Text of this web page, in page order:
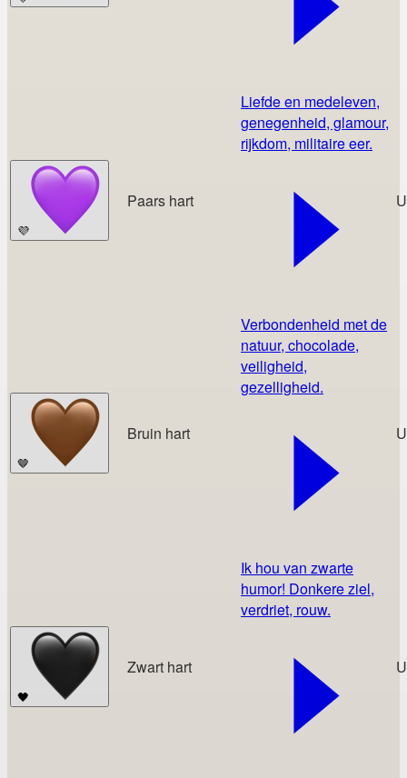
💜
Paars hart
Liefde en medeleven,
genegenheid, glamour,
rijkdom, militaire eer.
🤎
Bruin hart
Verbondenheid met de
natuur, chocolade,
veiligheid,
gezelligheid.
🖤
Zwart hart
Ik hou van zwarte
humor! Donkere ziel,
verdriet, rouw.